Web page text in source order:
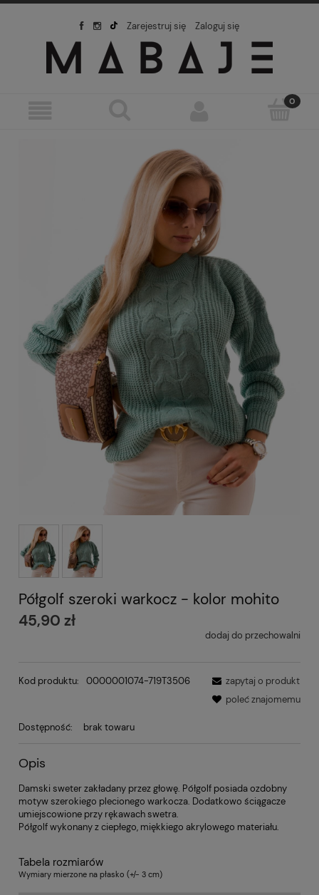
Zarejestruj się Zaloguj się
Półgolf szeroki warkocz - kolor mohito
45,90 zł
dodaj do przechowalni
Kod produktu: 0000001074-719T3506
zapytaj o produkt
poleć znajomemu
Dostępność: brak towaru
Opis
Damski sweter zakładany przez głowę. Półgolf posiada ozdobny
motyw szerokiego plecionego warkocza. Dodatkowo ściągacze
umiejscowione przy rękawach swetra.
Półgolf wykonany z ciepłego, miękkiego akrylowego materiału.
Tabela rozmiarów
Wymiary mierzone na płasko (+/- 3 cm)